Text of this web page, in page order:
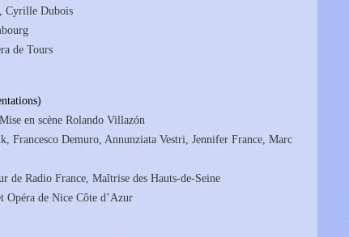
Cyrille Dubois
de Tours
en scène Rolando Villazón
Francesco Demuro, Annunziata Vestri, Jennifer France, Marc
de Radio France, Maîtrise des Hauts-de-Seine
Opéra de Nice Côte d’Azur